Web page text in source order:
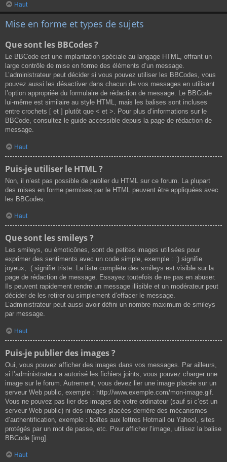
Haut
Mise en forme et types de sujets
Que sont les BBCodes ?
Le BBCode est une implantation spéciale au langage HTML, offrant un
large contrôle de mise en forme des éléments d’un message.
L’administrateur peut décider si vous pouvez utiliser les BBCodes, vous
pouvez aussi les désactiver dans chacun de vos messages en utilisant
l’option appropriée du formulaire de rédaction de message. Le BBCode
lui-même est similaire au style HTML, mais les balises sont incluses
entre crochets [ et ] plutôt que < et >. Pour plus d’informations sur le
BBCode, consultez le guide accessible depuis la page de rédaction de
message.
Haut
Puis-je utiliser le HTML ?
Non, il n’est pas possible de publier du HTML sur ce forum. La plupart
des mises en forme permises par le HTML peuvent être appliquées avec
les BBCodes.
Haut
Que sont les smileys ?
Les smileys, ou émoticônes, sont de petites images utilisées pour
exprimer des sentiments avec un code simple, exemple : :) signifie
joyeux, :( signifie triste. La liste complète des smileys est visible sur la
page de rédaction de message. Essayez toutefois de ne pas en abuser.
Ils peuvent rapidement rendre un message illisible et un modérateur peut
décider de les retirer ou simplement d’effacer le message.
L’administrateur peut aussi avoir défini un nombre maximum de smileys
par message.
Haut
Puis-je publier des images ?
Oui, vous pouvez afficher des images dans vos messages. Par ailleurs,
si l’administrateur a autorisé les fichiers joints, vous pouvez charger une
image sur le forum. Autrement, vous devez lier une image placée sur un
serveur Web public, exemple : http://www.exemple.com/mon-image.gif.
Vous ne pouvez pas lier des images de votre ordinateur (sauf si c’est un
serveur Web public) ni des images placées derrière des mécanismes
d’authentification, exemple : boîtes aux lettres Hotmail ou Yahoo!, sites
protégés par un mot de passe, etc. Pour afficher l’image, utilisez la balise
BBCode [img].
Haut